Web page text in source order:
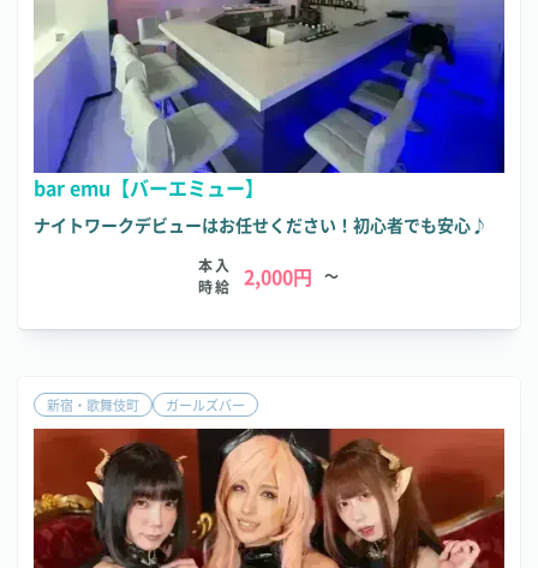
bar emu【バーエミュー】
ナイトワークデビューはお任せください！初心者でも安心♪
本入
時給
2,000円 ～
新宿・歌舞伎町 ガールズバー